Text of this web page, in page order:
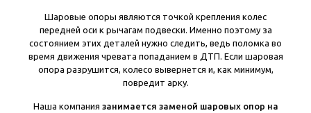
Шаровые опоры являются точкой крепления колес
передней оси к рычагам подвески. Именно поэтому за
состоянием этих деталей нужно следить, ведь поломка во
время движения чревата попаданием в ДТП. Если шаровая
опора разрушится, колесо вывернется и, как минимум,
повредит арку.
Наша компания занимается заменой шаровых опор на